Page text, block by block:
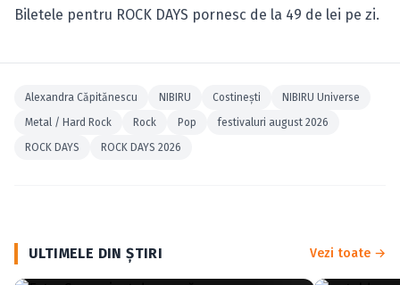
Biletele pentru ROCK DAYS pornesc de la 49 de lei pe zi.
Alexandra Căpitănescu NIBIRU Costineşti
NIBIRU Universe
Metal / Hard Rock
Rock Pop
festivaluri august 2026
ROCK DAYS
ROCK DAYS 2026
ULTIMELE DIN ŞTIRI Vezi toate →